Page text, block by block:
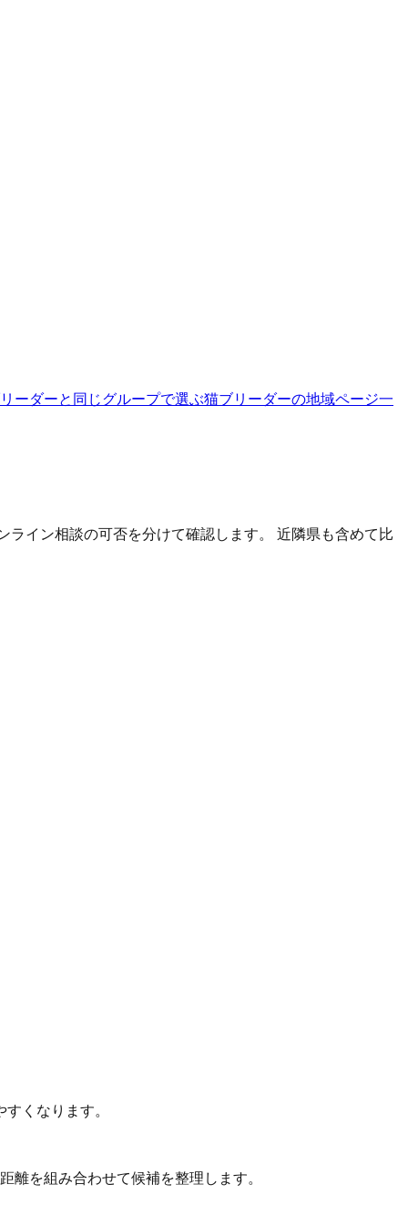
ーダーと同じグループで選ぶ猫ブリーダーの地域ページ一
イン相談の可否を分けて確認します。 近隣県も含めて比
くなります。
離を組み合わせて候補を整理します。